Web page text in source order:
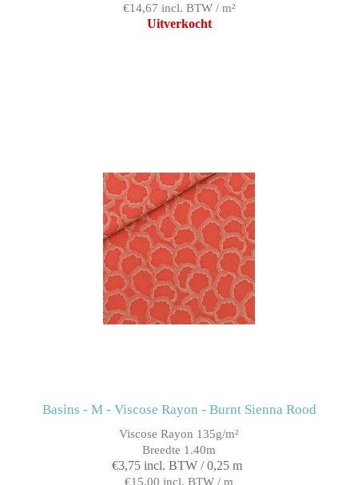
€14,67 incl. BTW / m²
Uitverkocht
Basins - M - Viscose Rayon - Burnt Sienna Rood
Viscose Rayon 135g/m²
Breedte 1.40m
€3,75 incl. BTW / 0,25 m
€15,00 incl. BTW / m